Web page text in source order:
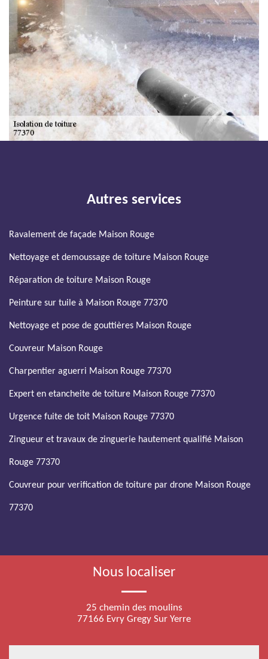
Autres services
Ravalement de façade Maison Rouge
Nettoyage et demoussage de toiture Maison Rouge
Réparation de toiture Maison Rouge
Peinture sur tuile à Maison Rouge 77370
Nettoyage et pose de gouttières Maison Rouge
Couvreur Maison Rouge
Charpentier aguerri Maison Rouge 77370
Expert en etancheite de toiture Maison Rouge 77370
Urgence fuite de toit Maison Rouge 77370
Zingueur et travaux de zinguerie hautement qualifié Maison
Rouge 77370
Couvreur pour verification de toiture par drone Maison Rouge
77370
Nous localiser
25 chemin des moulins
77166 Evry Gregy Sur Yerre